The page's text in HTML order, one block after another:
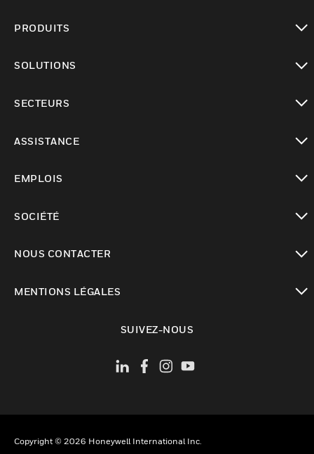
PRODUITS
SOLUTIONS
SECTEURS
ASSISTANCE
EMPLOIS
SOCIÉTÉ
NOUS CONTACTER
MENTIONS LÉGALES
SUIVEZ-NOUS
Copyright © 2026 Honeywell International Inc.